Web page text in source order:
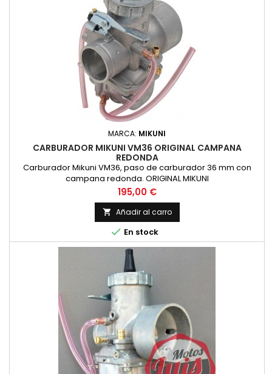
MARCA: MIKUNI
CARBURADOR MIKUNI VM36 ORIGINAL CAMPANA
REDONDA
Carburador Mikuni VM36, paso de carburador 36 mm con
campana redonda. ORIGINAL MIKUNI
Precio
195,00 €
 Añadir al carro
 En stock